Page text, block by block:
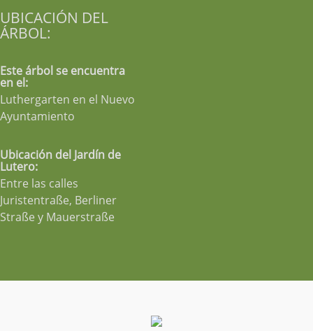
UBICACIÓN DEL
ÁRBOL:
Este árbol se encuentra
en el:
Luthergarten en el Nuevo
Ayuntamiento
Ubicación del Jardín de
Lutero:
Entre las calles
Juristentraße, Berliner
Straße y Mauerstraße